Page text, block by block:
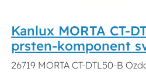
Kanlux MORTA CT-
prsten-komponent
26719 MORTA CT-DTL50-B